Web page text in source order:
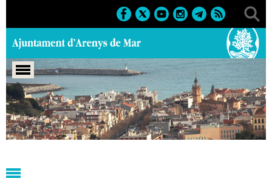
Portada > Regidories > Comunicació > Ràdio
Arenys > Notícies